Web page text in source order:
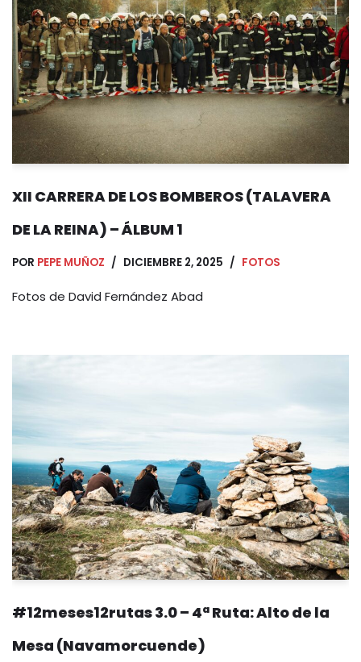
XII CARRERA DE LOS BOMBEROS (TALAVERA
DE LA REINA) – ÁLBUM 1
POR PEPE MUÑOZ DICIEMBRE 2, 2025 FOTOS
Fotos de David Fernández Abad
#12meses12rutas 3.0 – 4ª Ruta: Alto de la
Mesa (Navamorcuende)